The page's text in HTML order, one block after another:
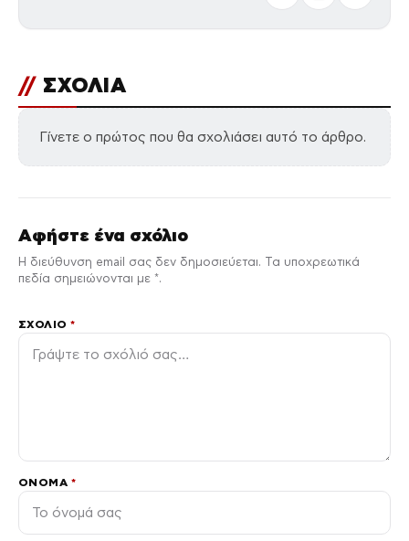
// ΣΧΟΛΙΑ
Γίνετε ο πρώτος που θα σχολιάσει αυτό το άρθρο.
Αφήστε ένα σχόλιο
Η διεύθυνση email σας δεν δημοσιεύεται. Τα υποχρεωτικά
πεδία σημειώνονται με *.
ΣΧΌΛΙΟ*
ΌΝΟΜΑ *